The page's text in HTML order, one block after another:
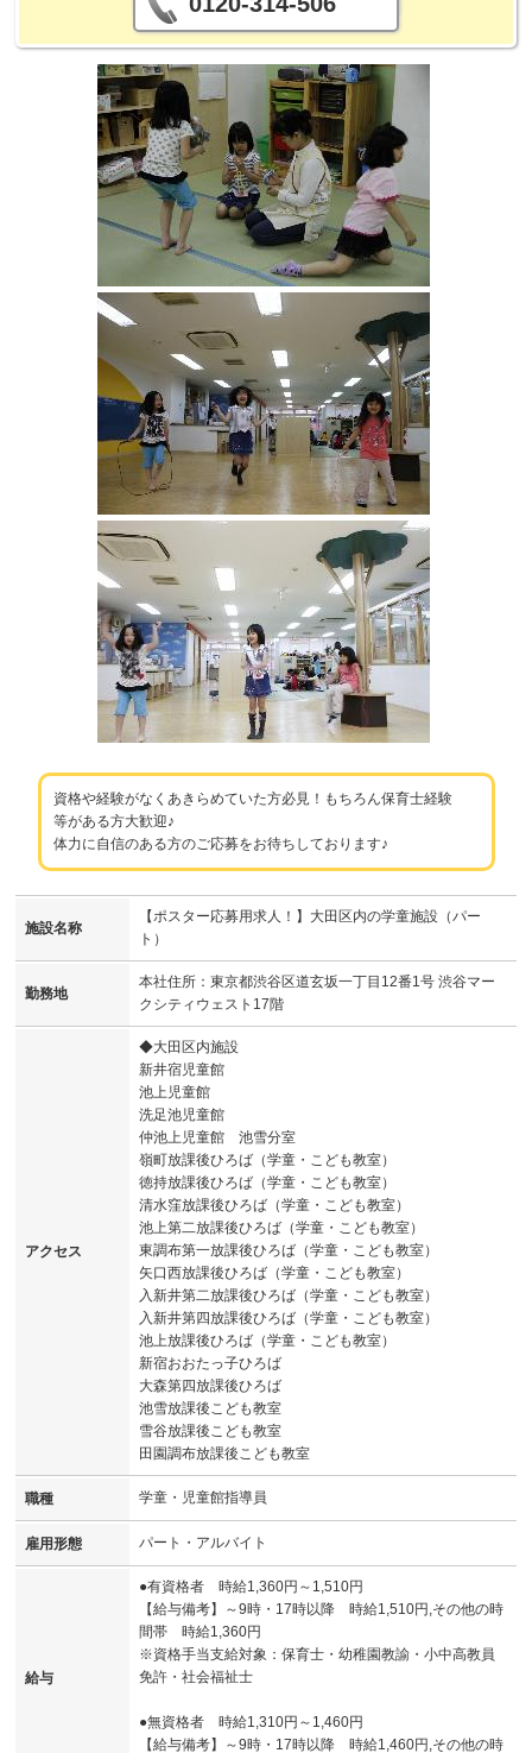
資格や経験がなくあきらめていた方必見！もちろん保育士経験
等がある方大歓迎♪
体力に自信のある方のご応募をお待ちしております♪
施設名称
【ポスター応募用求人！】大田区内の学童施設（パー
ト）
勤務地
本社住所：東京都渋谷区道玄坂一丁目12番1号 渋谷マー
クシティウェスト17階
アクセス
◆大田区内施設
新井宿児童館
池上児童館
洗足池児童館
仲池上児童館 池雪分室
嶺町放課後ひろば（学童・こども教室）
徳持放課後ひろば（学童・こども教室）
清水窪放課後ひろば（学童・こども教室）
池上第二放課後ひろば（学童・こども教室）
東調布第一放課後ひろば（学童・こども教室）
矢口西放課後ひろば（学童・こども教室）
入新井第二放課後ひろば（学童・こども教室）
入新井第四放課後ひろば（学童・こども教室）
池上放課後ひろば（学童・こども教室）
新宿おおたっ子ひろば
大森第四放課後ひろば
池雪放課後こども教室
雪谷放課後こども教室
田園調布放課後こども教室
職種 学童・児童館指導員
雇用形態 パート・アルバイト
給与
●有資格者 時給1,360円～1,510円
【給与備考】～9時・17時以降 時給1,510円,その他の時
間帯 時給1,360円
※資格手当支給対象：保育士・幼稚園教諭・小中高教員
免許・社会福祉士
●無資格者 時給1,310円～1,460円
【給与備考】～9時・17時以降 時給1,460円,その他の時